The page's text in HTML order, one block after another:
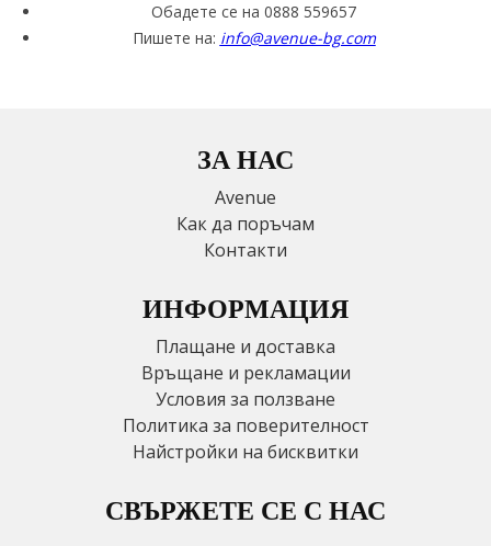
Обадете се на 0888 559657
Пишете на: info@avenue-bg.com
ЗА НАС
Avenue
Как да поръчам
Контакти
ИНФОРМАЦИЯ
Плащане и доставка
Връщане и рекламации
Условия за ползване
Политика за поверителност
Найстройки на бисквитки
СВЪРЖЕТЕ СЕ С НАС